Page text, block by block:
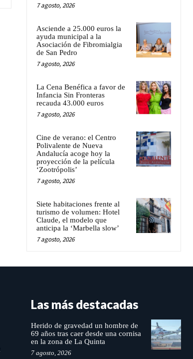
7 agosto, 2026
Asciende a 25.000 euros la
ayuda municipal a la
Asociación de Fibromialgia
de San Pedro
7 agosto, 2026
La Cena Benéfica a favor de
Infancia Sin Fronteras
recauda 43.000 euros
7 agosto, 2026
Cine de verano: el Centro
Polivalente de Nueva
Andalucía acoge hoy la
proyección de la película
‘Zootrópolis’
7 agosto, 2026
Siete habitaciones frente al
turismo de volumen: Hotel
Claude, el modelo que
anticipa la ‘Marbella slow’
7 agosto, 2026
Las más destacadas
Herido de gravedad un hombre de
69 años tras caer desde una cornisa
en la zona de La Quinta
7 agosto, 2026